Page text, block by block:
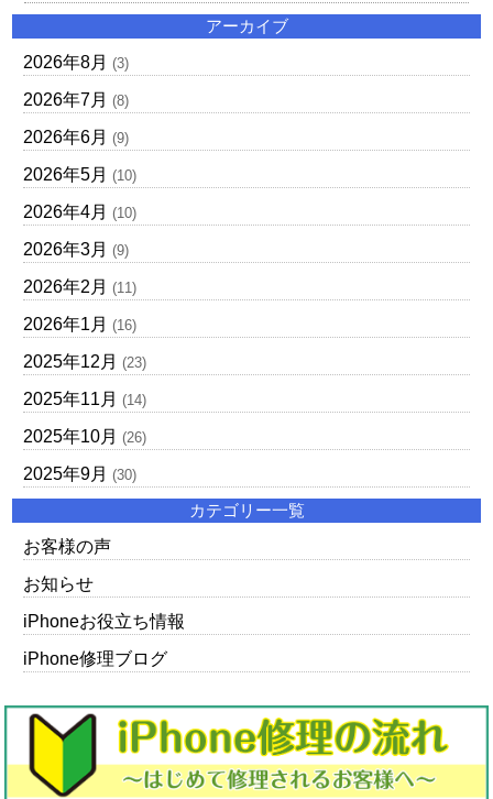
アーカイブ
2026年8月 (3)
2026年7月 (8)
2026年6月 (9)
2026年5月 (10)
2026年4月 (10)
2026年3月 (9)
2026年2月 (11)
2026年1月 (16)
2025年12月 (23)
2025年11月 (14)
2025年10月 (26)
2025年9月 (30)
カテゴリー一覧
お客様の声
お知らせ
iPhoneお役立ち情報
iPhone修理ブログ